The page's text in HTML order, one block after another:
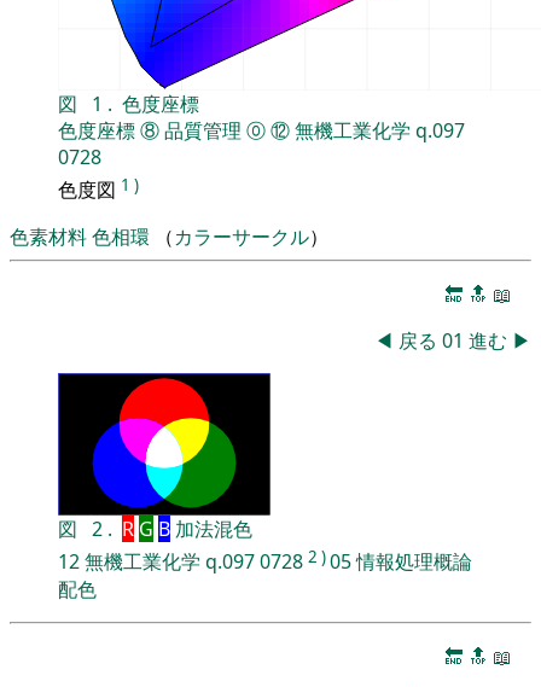
図 1 . 色度座標
色度座標⑧品質管理 ⓪⑫無機工業化学 q.097
0728
色度図 1 )
色素材料色相環 （カラーサークル）
🔚 🔝 📖
◀ 戻る 01 進む ▶
図 2 . R G B加法混色
12無機工業化学 q.0970728 2 )05情報処理概論
配色
🔚 🔝 📖